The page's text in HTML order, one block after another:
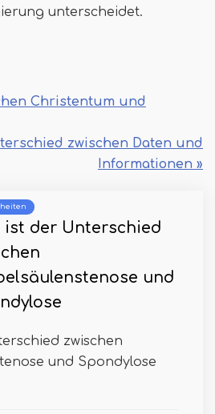
unterscheidet.
Christentum und
zwischen Daten und
Informationen »
ist der Unterschied
und
zwischen
und Spondylose